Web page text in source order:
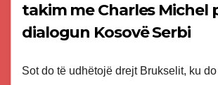
takim me Charles Michel
dialogun Kosovë Serbi
Sot do të udhëtojë drejt Brukselit, ku